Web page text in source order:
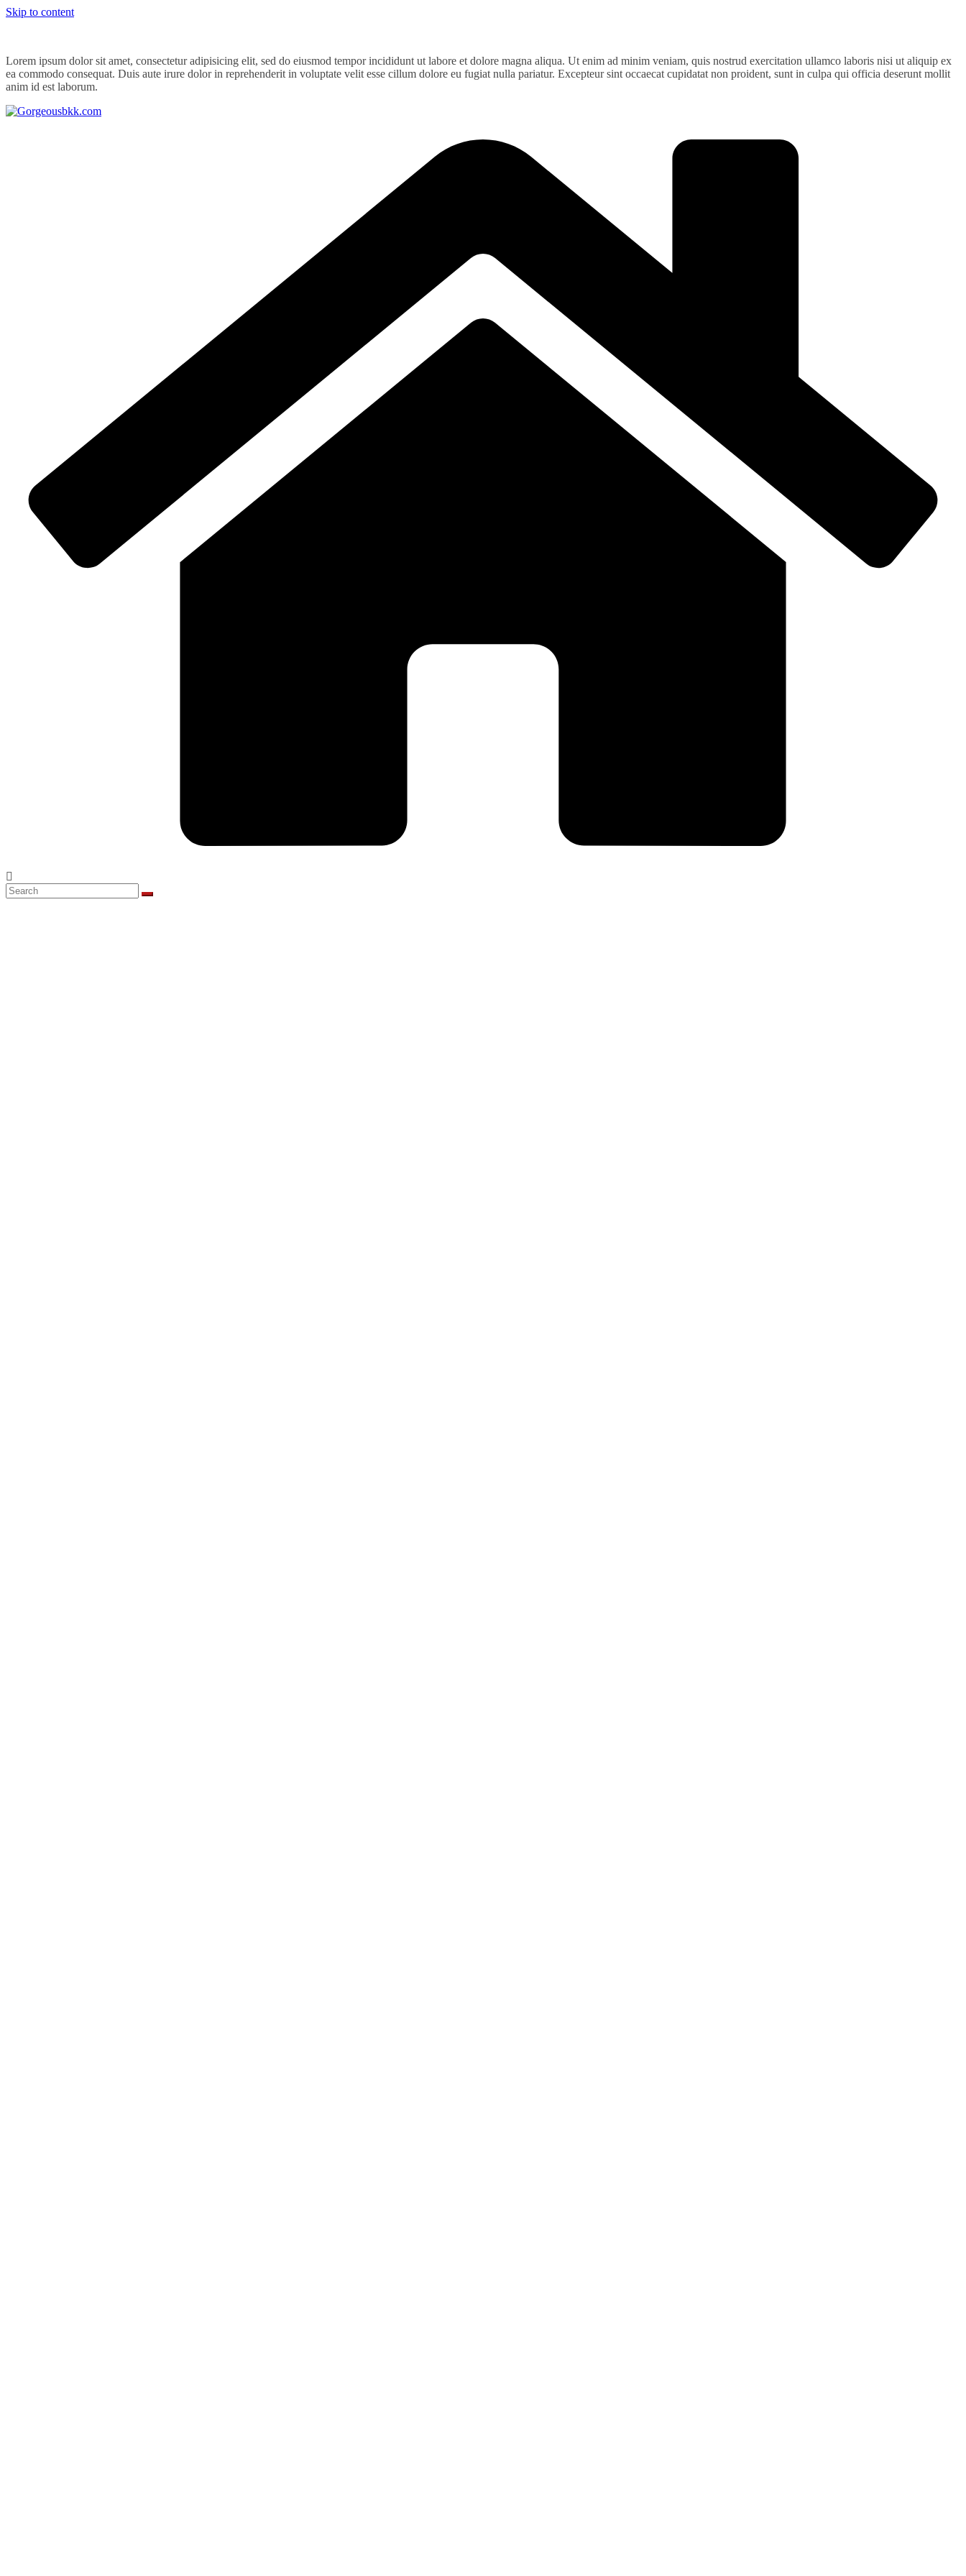
Skip to content
Lorem ipsum dolor sit amet, consectetur adipisicing elit, sed do eiusmod tempor incididunt ut labore et dolore magna aliqua. Ut enim ad minim veniam, quis nostrud exercitation ullamco laboris nisi ut aliquip ex
ea commodo consequat. Duis aute irure dolor in reprehenderit in voluptate velit esse cillum dolore eu fugiat nulla pariatur. Excepteur sint occaecat cupidatat non proident, sunt in culpa qui officia deserunt mollit
anim id est laborum.